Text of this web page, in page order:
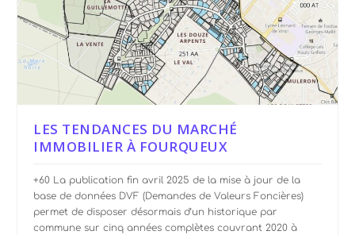
LES TENDANCES DU MARCHÉ
IMMOBILIER À FOURQUEUX
+60 La publication fin avril 2025 de la mise à jour de la
base de données DVF (Demandes de Valeurs Foncières)
permet de disposer désormais d’un historique par
commune sur cinq années complètes couvrant 2020 à